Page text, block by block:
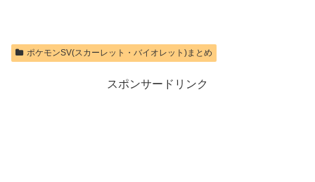
価格：¥7,286
ZCT2J01)
ポケモンSV(スカーレット・バイオレット)まとめ
スポンサードリンク